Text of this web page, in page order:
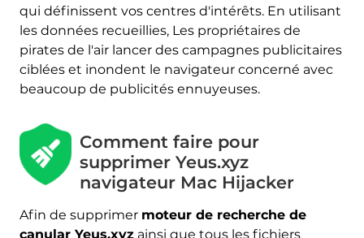
qui définissent vos centres d'intérêts. En utilisant
les données recueillies, Les propriétaires de
pirates de l'air lancer des campagnes publicitaires
ciblées et inondent le navigateur concerné avec
beaucoup de publicités ennuyeuses.
Comment faire pour
supprimer Yeus.xyz
navigateur Mac Hijacker
Afin de supprimer moteur de recherche de
canular Yeus.xyzainsi que tous les fichiers